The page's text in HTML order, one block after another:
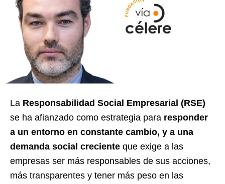
La Responsabilidad Social Empresarial (RSE)
se ha afianzado como estrategia para responder
a un entorno en constante cambio, y a una
demanda social creciente que exige a las
empresas ser más responsables de sus acciones,
más transparentes y tener más peso en las